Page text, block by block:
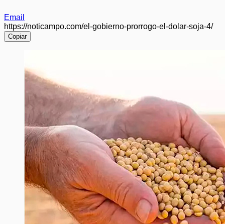
Email
https://noticampo.com/el-gobierno-prorrogo-el-dolar-soja-4/
Copiar